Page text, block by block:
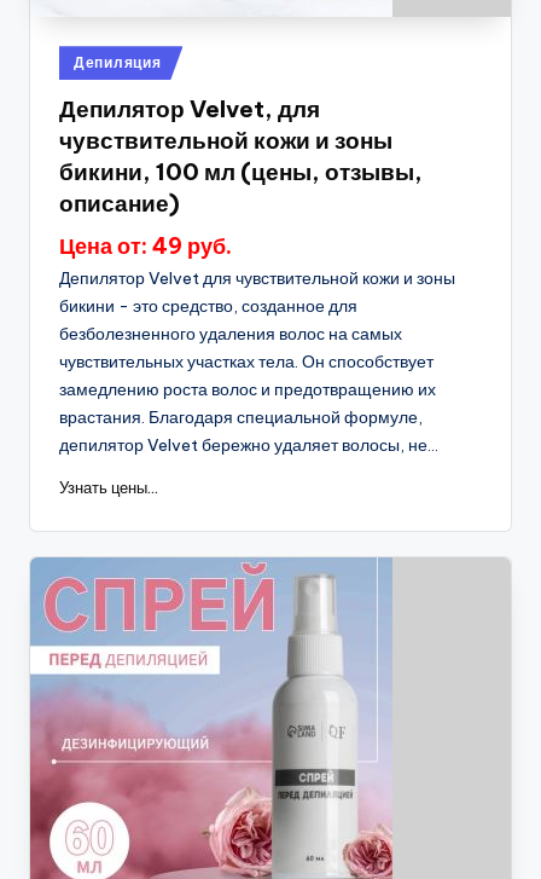
Опубликовано
в
Депиляция
Депилятор Velvet, для
чувствительной кожи и зоны
бикини, 100 мл (цены, отзывы,
описание)
Цена от: 49 руб.
Депилятор Velvet для чувствительной кожи и зоны
бикини - это средство, созданное для
безболезненного удаления волос на самых
чувствительных участках тела. Он способствует
замедлению роста волос и предотвращению их
врастания. Благодаря специальной формуле,
депилятор Velvet бережно удаляет волосы, не...
Узнать цены...